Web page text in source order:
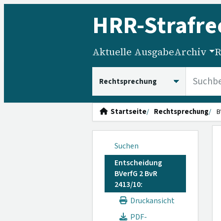
HRR-
Aktuelle AusgabeArchiv
Startseite Rechtsprechung
Suchen
Entscheidung
BVerfG 2 BvR
2413/10:
Druckansicht
PDF-